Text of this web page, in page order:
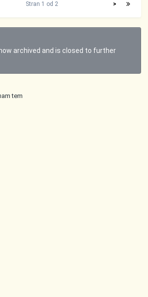
>
Stran 1 od 2
archived and is closed to further
tem